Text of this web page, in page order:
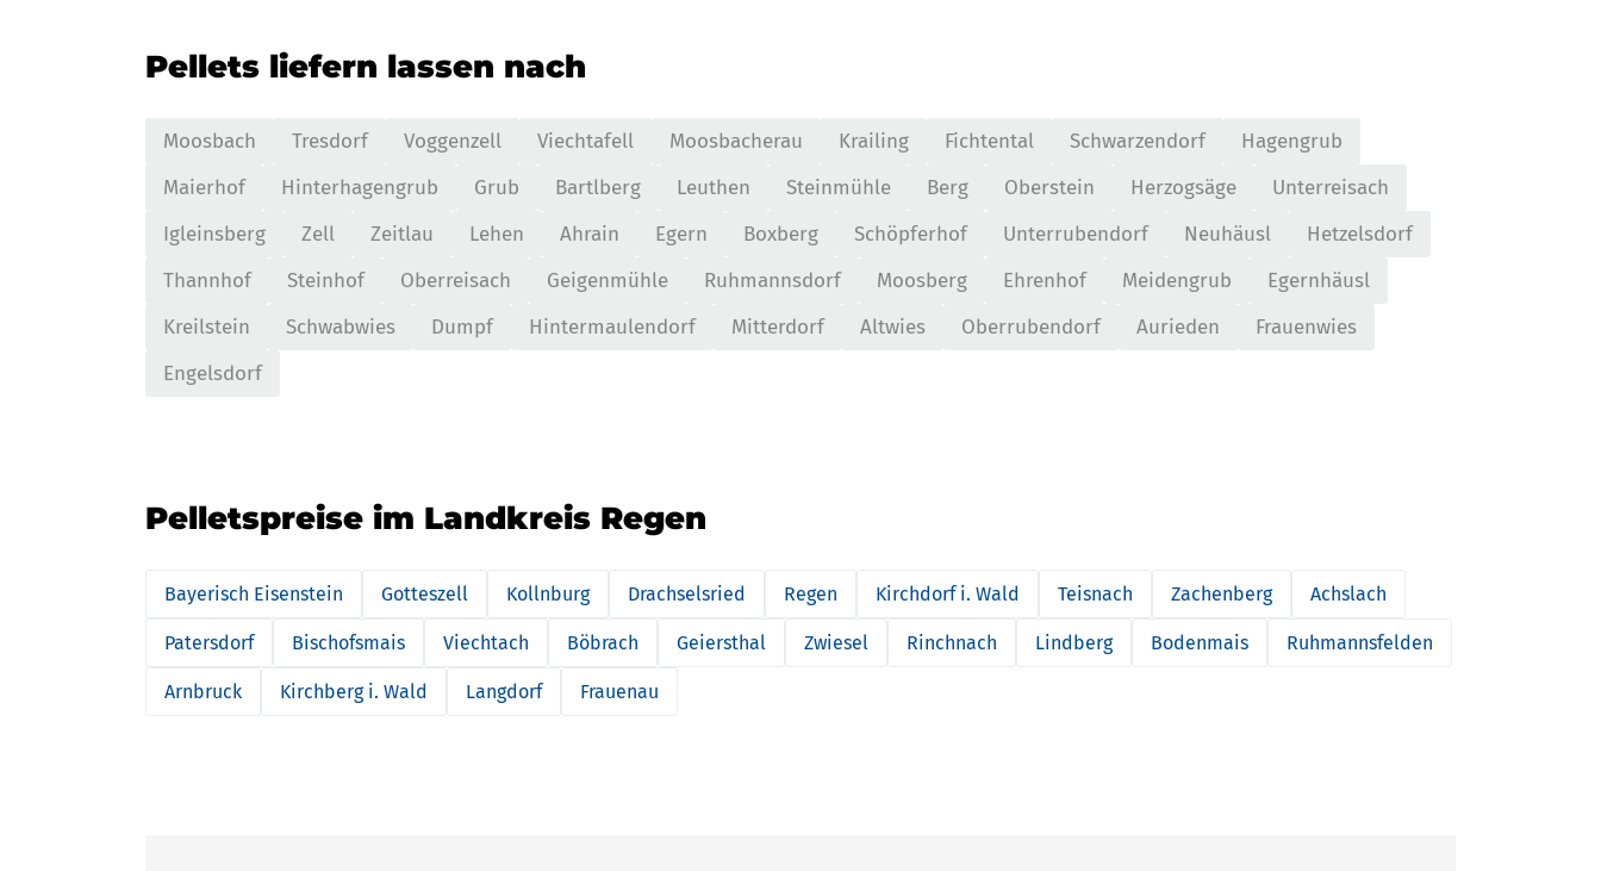
Pellets liefern lassen nach
Moosbach Tresdorf Voggenzell Viechtafell Moosbacherau Krailing Fichtental Schwarzendorf
Hagengrub
Maierhof
Hinterhagengrub Grub Bartlberg Leuthen Steinmühle Berg Oberstein Herzogsäge
Unterreisach
Igleinsberg
Zell Zeitlau Lehen Ahrain Egern Boxberg Schöpferhof Unterrubendorf Neuhäusl
Hetzelsdorf
Thannhof
Steinhof Oberreisach Geigenmühle Ruhmannsdorf Moosberg Ehrenhof Meidengrub
Egernhäusl
Kreilstein
Schwabwies Dumpf Hintermaulendorf Mitterdorf Altwies Oberrubendorf Aurieden
Frauenwies
Engelsdorf
Pelletspreise im Landkreis Regen
Bayerisch Eisenstein Gotteszell Kollnburg Drachselsried Regen Kirchdorf i. Wald Teisnach Zachenberg Achslach
Patersdorf Bischofsmais Viechtach Böbrach Geiersthal Zwiesel Rinchnach Lindberg Bodenmais Ruhmannsfelden
Arnbruck Kirchberg i. Wald Langdorf Frauenau